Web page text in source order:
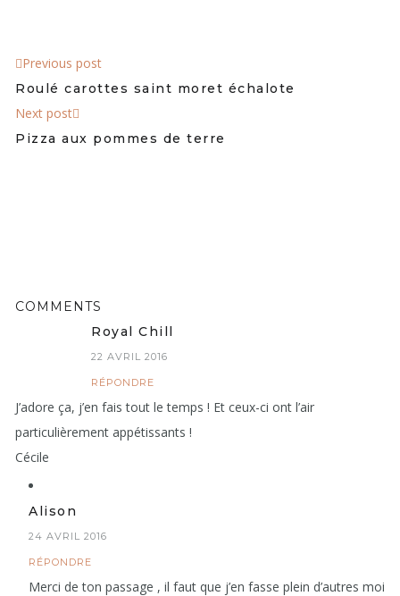
Previous post
Roulé carottes saint moret échalote
Next post
Pizza aux pommes de terre
COMMENTS
Royal Chill
22 AVRIL 2016
RÉPONDRE
J’adore ça, j’en fais tout le temps ! Et ceux-ci ont l’air
particulièrement appétissants !
Cécile
Alison
24 AVRIL 2016
RÉPONDRE
Merci de ton passage , il faut que j’en fasse plein d’autres moi